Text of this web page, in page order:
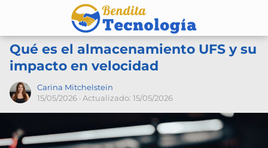
Qué es el almacenamiento UFS y su
impacto en velocidad
Carina Mitchelstein
15/05/2026 · Actualizado: 15/05/2026